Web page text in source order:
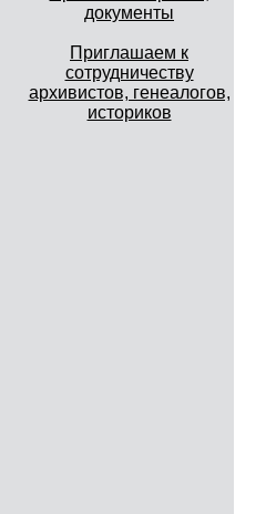
документы
Приглашаем к
сотрудничеству
архивистов, генеалогов,
историков